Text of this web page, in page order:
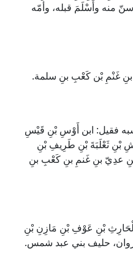
منه وأَسْلَمَ قبله، وأمّه
بنِ غَنْمِ بْن كَعْبِ بنِ سلمة.
فقيل: ابن أَوْسِ بْنِ قَيْسِ
بْنِ ثَعْلَبَةَ بْنِ طَرِيفِ بْنِ
عدِيّ بنِ غَنمِ بنِ كَعْبِ بنِ
بْنِ عَوْفِ بْنِ مَازِنِ بْنِ
حليف بني عبد شمس.